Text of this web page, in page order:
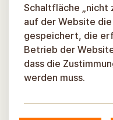
Schaltfläche „nicht
auf der Website
gespeichert, die
Betrieb der
dass die
werden muss.